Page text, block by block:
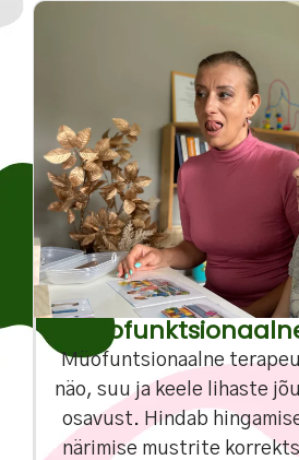
Müofuntsionaalne
näo, suu ja keele lihaste
osavust. Hindab
närimise mustrite